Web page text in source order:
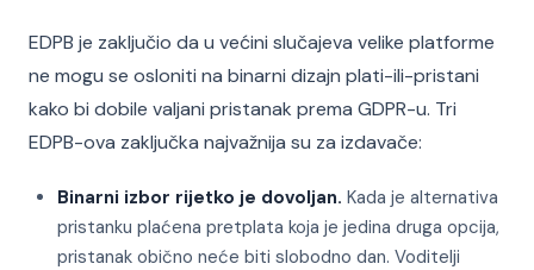
EDPB je zaključio da u većini slučajeva velike platforme
ne mogu se osloniti na binarni dizajn plati-ili-pristani
kako bi dobile valjani pristanak prema GDPR-u. Tri
EDPB-ova zaključka najvažnija su za izdavače:
Binarni izbor rijetko je dovoljan. Kada je alternativa
pristanku plaćena pretplata koja je jedina druga opcija,
pristanak obično neće biti slobodno dan. Voditelji